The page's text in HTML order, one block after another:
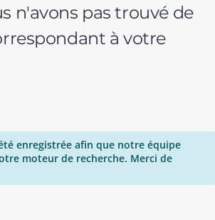
n'avons pas trouvé de
à votre
enregistrée afin que notre équipe
moteur de recherche. Merci de